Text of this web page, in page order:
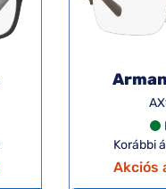
Korábbi
Akciós